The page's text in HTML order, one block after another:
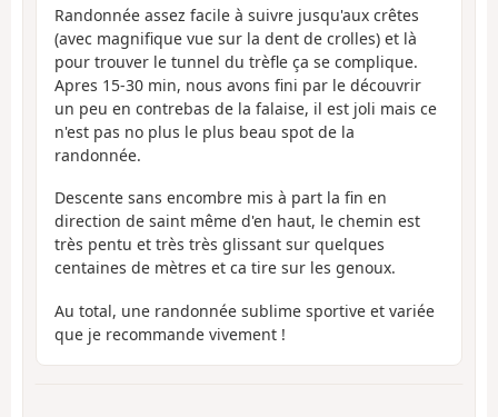
Randonnée assez facile à suivre jusqu'aux crêtes
(avec magnifique vue sur la dent de crolles) et là
pour trouver le tunnel du trèfle ça se complique.
Apres 15-30 min, nous avons fini par le découvrir
un peu en contrebas de la falaise, il est joli mais ce
n'est pas no plus le plus beau spot de la
randonnée.
Descente sans encombre mis à part la fin en
direction de saint même d'en haut, le chemin est
très pentu et très très glissant sur quelques
centaines de mètres et ca tire sur les genoux.
Au total, une randonnée sublime sportive et variée
que je recommande vivement !